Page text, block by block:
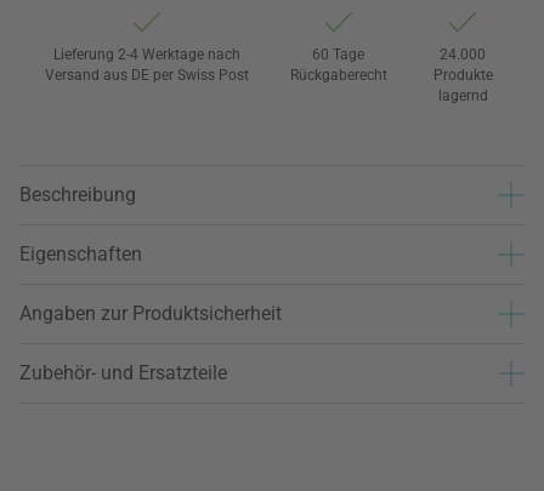
Lieferung 2-4 Werktage nach
Versand aus DE per Swiss Post
60 Tage
Rückgaberecht
24.000
Produkte
lagernd
Beschreibung
Eigenschaften
Angaben zur Produktsicherheit
Zubehör- und Ersatzteile